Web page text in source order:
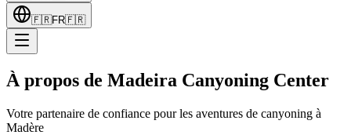
🇫🇷FR🇫🇷
À propos de Madeira Canyoning Center
Votre partenaire de confiance pour les aventures de canyoning à
Madère